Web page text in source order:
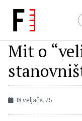
Mit o
18 veljače, 25